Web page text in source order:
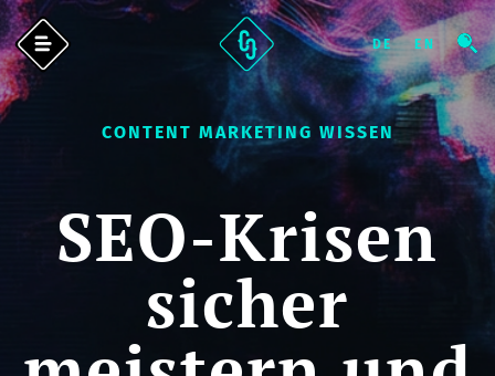
CONTENT MARKETING WISSEN
SEO-Krisen
sicher